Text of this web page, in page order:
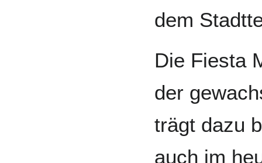
dem
Die Fiesta
der
trägt dazu
auch im